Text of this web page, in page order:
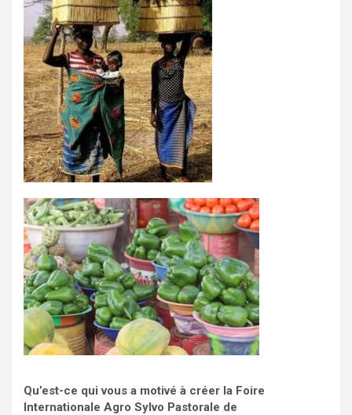
Qu’est-ce qui vous a motivé à créer la Foire
Internationale Agro Sylvo Pastorale de